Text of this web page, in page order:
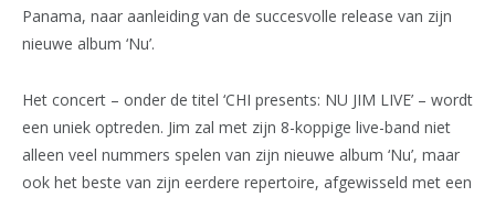
Panama, naar aanleiding van de succesvolle release van zijn
nieuwe album ‘Nu’.
Het concert – onder de titel ‘CHI presents: NU JIM LIVE’ – wordt
een uniek optreden. Jim zal met zijn 8-koppige live-band niet
alleen veel nummers spelen van zijn nieuwe album ‘Nu’, maar
ook het beste van zijn eerdere repertoire, afgewisseld met een